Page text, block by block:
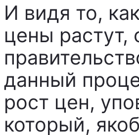
И видя то,
цены растут,
данный
рост цен,
который,